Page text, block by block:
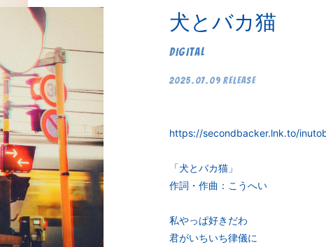
犬とバカ猫
DIGITAL
2025.07.09 RELEASE
https://secondbacker.lnk.to/
「犬とバカ猫」
作詞・作曲：こうへい
私やっぱ好きだわ
君がいちいち律儀に